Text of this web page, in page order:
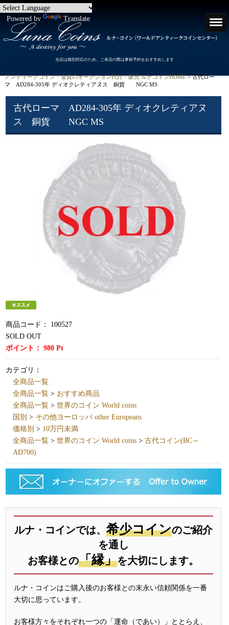
Powered by Translate
当店は個別対応のため、ご来店の際は事前予約をおすすめします
アンティークコイン・金貨のオークション代行・販売 ルナコインHOME> 古代ロー
マ AD284-305年 ディオクレティアヌス 銅貨 NGC MS
古代ローマ AD284-305年 ディオクレティアヌ
ス 銅貨 NGC MS
商品コード：
100527
SOLD OUT
ポイント：980 Pt
カテゴリ：
全商品一覧
全商品一覧 > おすすめ商品
全商品一覧 >世界のコイン World coins
国別 > その他ヨーロッパ other Europeans
価格別 > 10万円未満
全商品一覧 >世界のコイン World coins >古代コイン(BC～
AD700)
ルナ・コインでは、 希少コインのご紹介
を通し
お客様との「縁」を大切にします。
ルナ・コインはご購入後のお客様との末永い信頼関係を一番
大切に思っています。
お客様方々をそれぞれ一つの「運命（であい）」ととらえ、